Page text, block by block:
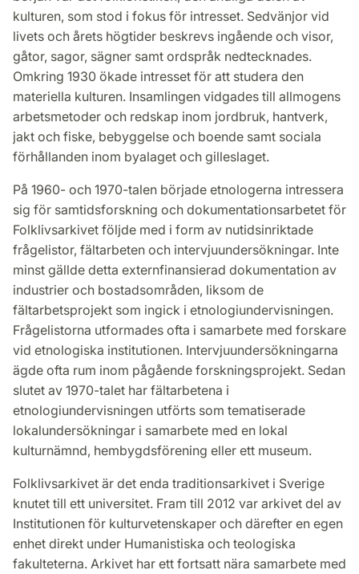
kulturen, som stod i fokus för intresset. Sedvänjor vid
livets och årets högtider beskrevs ingående och visor,
gåtor, sagor, sägner samt ordspråk nedtecknades.
Omkring 1930 ökade intresset för att studera den
materiella kulturen. Insamlingen vidgades till allmogens
arbetsmetoder och redskap inom jordbruk, hantverk,
jakt och fiske, bebyggelse och boende samt sociala
förhållanden inom byalaget och gilleslaget.
På 1960- och 1970-talen började etnologerna intressera
sig för samtidsforskning och dokumentationsarbetet för
Folklivsarkivet följde med i form av nutidsinriktade
frågelistor, fältarbeten och intervjuundersökningar. Inte
minst gällde detta externfinansierad dokumentation av
industrier och bostadsområden, liksom de
fältarbetsprojekt som ingick i etnologiundervisningen.
Frågelistorna utformades ofta i samarbete med forskare
vid etnologiska institutionen. Intervjuundersökningarna
ägde ofta rum inom pågående forskningsprojekt. Sedan
slutet av 1970-talet har fältarbetena i
etnologiundervisningen utförts som tematiserade
lokalundersökningar i samarbete med en lokal
kulturnämnd, hembygdsförening eller ett museum.
Folklivsarkivet är det enda traditionsarkivet i Sverige
knutet till ett universitet. Fram till 2012 var arkivet del av
Institutionen för kulturvetenskaper och därefter en egen
enhet direkt under Humanistiska och teologiska
fakulteterna. Arkivet har ett fortsatt nära samarbete med